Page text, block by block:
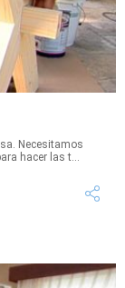
Necesitamos
hacer las t...